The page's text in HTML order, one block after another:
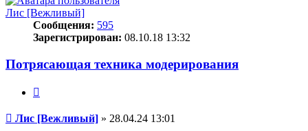
Лис [Вежливый]
Сообщения: 595
Зарегистрирован: 08.10.18 13:32
Потрясающая техника модерирования
Сообщение
Лис [Вежливый] » 28.04.24 13:01